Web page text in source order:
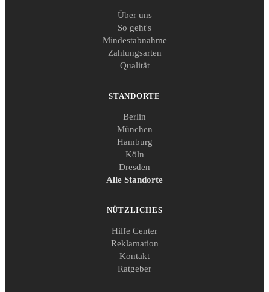
Über uns
So geht's
Mindestabnahme
Zahlungsarten
Qualität
STANDORTE
Berlin
München
Hamburg
Köln
Dresden
Alle Standorte
NÜTZLICHES
Hilfe Center
Reklamation
Kontakt
Ratgeber